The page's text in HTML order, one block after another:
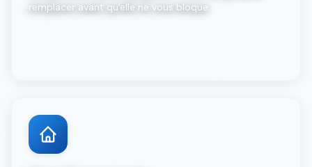
remplacer avant qu'elle ne vous bloque.